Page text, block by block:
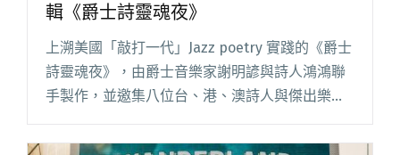
輯《爵士詩靈魂夜》
上溯美國「敲打一代」Jazz poetry 實踐的《爵士
詩靈魂夜》，由爵士音樂家謝明諺與詩人鴻鴻聯
手製作，並邀集八位台、港、澳詩人與傑出樂手
共同參與，帶來台灣第一張爵士詩專輯，讓詩人
讀詩和爵士樂迸出火花。 最初，謝明諺以詩作為